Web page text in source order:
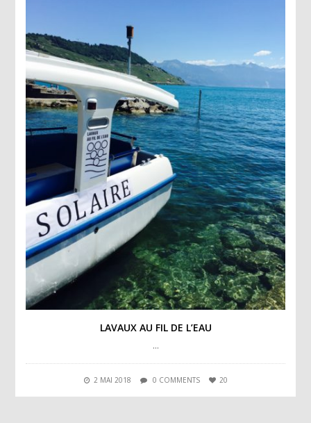
LAVAUX AU FIL DE L’EAU
…
2 MAI 2018 0 COMMENTS 20